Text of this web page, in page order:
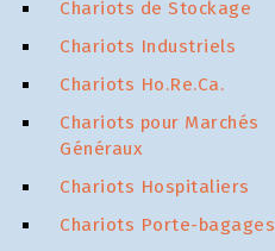
Chariots de Stockage
Chariots Industriels
Chariots Ho.Re.Ca.
Chariots pour Marchés
Généraux
Chariots Hospitaliers
Chariots Porte-bagages